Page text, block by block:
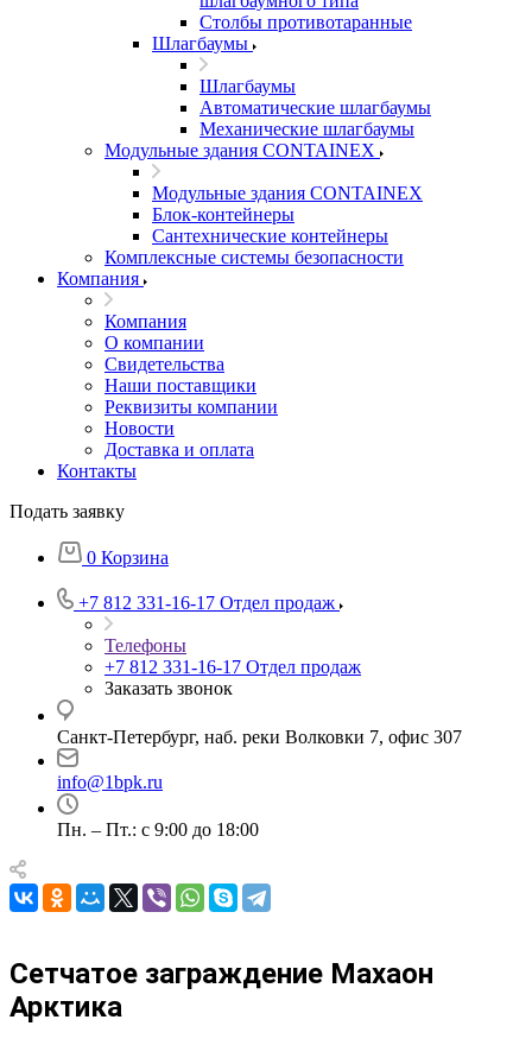
Столбы противотаранные
Шлагбаумы
Шлагбаумы
Автоматические шлагбаумы
Механические шлагбаумы
Модульные здания CONTAINEX
Модульные здания CONTAINEX
Блок-контейнеры
Сантехнические контейнеры
Комплексные системы безопасности
Компания
Компания
О компании
Свидетельства
Наши поставщики
Реквизиты компании
Новости
Доставка и оплата
Контакты
Подать заявку
0 Корзина
+7 812 331-16-17 Отдел продаж
Телефоны
+7 812 331-16-17 Отдел продаж
Заказать звонок
Санкт-Петербург, наб. реки Волковки 7, офис 307
info@1bpk.ru
Пн. – Пт.: с 9:00 до 18:00
Сетчатое заграждение Махаон
Арктика